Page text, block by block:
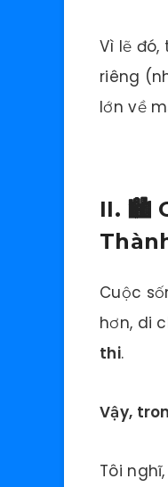
Vì lẽ
riêng
lớn về
II. 🏙️
Cuộc
hơn, di
thi.
Vậy,
Tôi